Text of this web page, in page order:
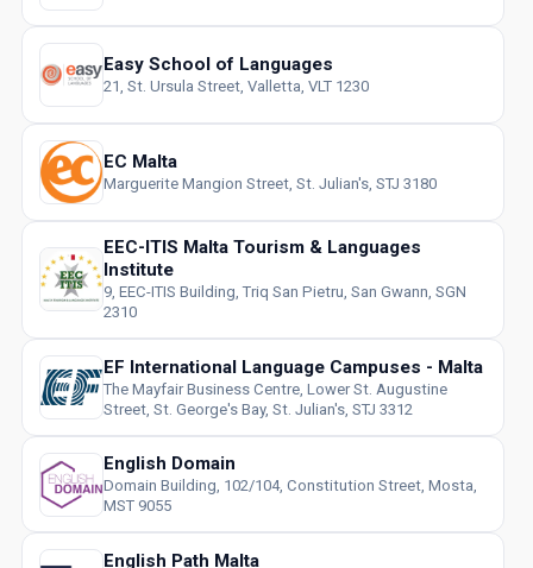
Easy School of Languages
21, St. Ursula Street, Valletta, VLT 1230
EC Malta
Marguerite Mangion Street, St. Julian's, STJ 3180
EEC-ITIS Malta Tourism & Languages
Institute
9, EEC-ITIS Building, Triq San Pietru, San Gwann, SGN
2310
EF International Language Campuses - Malta
The Mayfair Business Centre, Lower St. Augustine
Street, St. George's Bay, St. Julian's, STJ 3312
English Domain
Domain Building, 102/104, Constitution Street, Mosta,
MST 9055
English Path Malta